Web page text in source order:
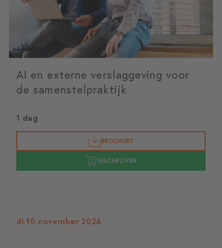
AI en externe verslaggeving voor
de samenstelpraktijk
1 dag
BROCHURE
INSCHRIJVEN
di 10 november 2026